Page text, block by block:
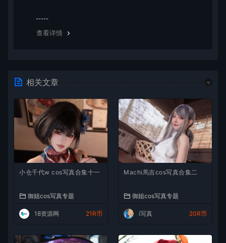
查看详情
相关文章
小仓千代w cos写真合集十一
御姐cos写真专题
18资源网 21R币
Machi馬吉cos写真合集二
御姐cos写真专题
i写真 20R币